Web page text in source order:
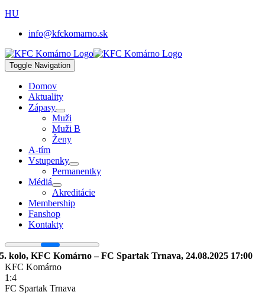
HU
info@kfckomarno.sk
Toggle Navigation
Domov
Aktuality
Zápasy
Muži
Muži B
Ženy
A-tím
Vstupenky
Permanentky
Médiá
Akreditácie
Membership
Fanshop
Kontakty
5. kolo, KFC Komárno – FC Spartak Trnava, 24.08.2025 17:00
KFC Komárno
1:4
FC Spartak Trnava